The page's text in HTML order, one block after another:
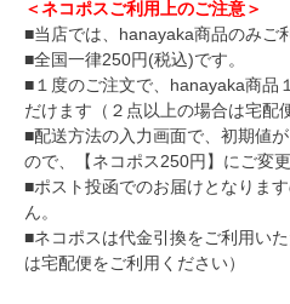
＜ネコポスご利用上のご注意＞
■当店では、hanayaka商品のみご
■全国一律250円(税込)です。
■１度のご注文で、hanayaka商品
だけます（２点以上の場合は宅配
■配送方法の入力画面で、初期値
ので、【ネコポス250円】にご変
■ポスト投函でのお届けとなりま
ん。
■ネコポスは代金引換をご利用い
は宅配便をご利用ください）